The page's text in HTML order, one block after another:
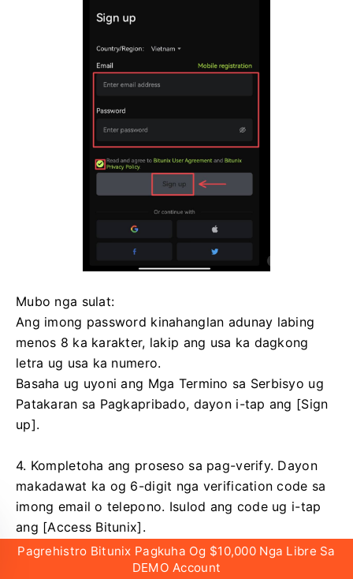
Mubo nga sulat:
Ang imong password kinahanglan adunay labing
menos 8 ka karakter, lakip ang usa ka dagkong
letra ug usa ka numero.
Basaha ug uyoni ang Mga Termino sa Serbisyo ug
Patakaran sa Pagkapribado, dayon i-tap ang [Sign
up].
4. Kompletoha ang proseso sa pag-verify. Dayon
makadawat ka og 6-digit nga verification code sa
imong email o telepono. Isulod ang code ug i-tap
ang [Access Bitunix].
Pagrehistro Bitunix Pagkuha Og $10,000 Nga Libre Sa
DEMO Account